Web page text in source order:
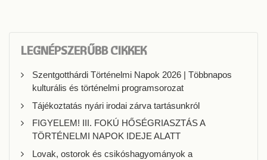
LEGNÉPSZERŰBB CIKKEK
Szentgotthárdi Történelmi Napok 2026 | Többnapos
kulturális és történelmi programsorozat
Tájékoztatás nyári irodai zárva tartásunkról
FIGYELEM! III. FOKÚ HŐSÉGRIASZTÁS A
TÖRTÉNELMI NAPOK IDEJE ALATT
Lovak, ostorok és csikóshagyományok a